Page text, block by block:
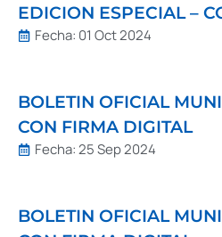
EDICION ESPECIAL –
Fecha: 01 Oct 2024
BOLETIN OFICIAL
CON FIRMA DIGITAL
Fecha:25 Sep 2024
BOLETIN OFICIAL